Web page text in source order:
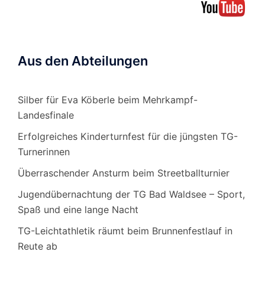
Aus den Abteilungen
Silber für Eva Köberle beim Mehrkampf-
Landesfinale
Erfolgreiches Kinderturnfest für die jüngsten TG-
Turnerinnen
Überraschender Ansturm beim Streetballturnier
Jugendübernachtung der TG Bad Waldsee – Sport,
Spaß und eine lange Nacht
TG-Leichtathletik räumt beim Brunnenfestlauf in
Reute ab